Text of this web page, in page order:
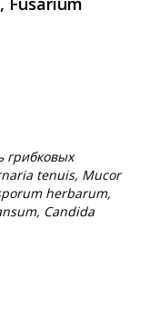
грибковых
tenuis, Mucor
herbarum,
Candida